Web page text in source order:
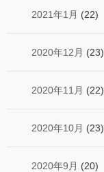
2021年1月 (22)
2020年12月 (23)
2020年11月 (22)
2020年10月 (23)
2020年9月 (20)